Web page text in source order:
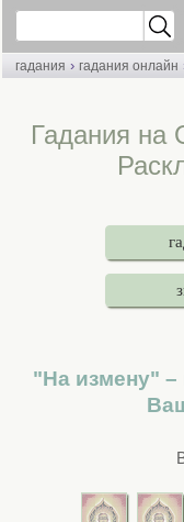
гадания › гадания онлайн
Гадания на
"На измену" –